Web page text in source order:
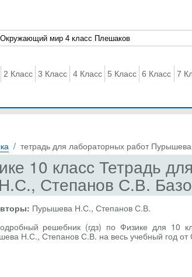
2 Класс 3 Класс 4 Класс 5 Класс 6 Класс 7
тетрадь для лабораторных работ Пурышева
10 класс Тетрадь
Степанов С.В.
Пурышева Н.С., Степанов С.В.
решебник (гдз) по Физике для 10
Н.С., Степанов С.В. на весь учебный год от